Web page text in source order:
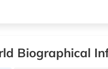
Biographical